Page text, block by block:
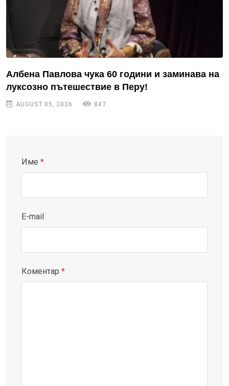
Албена Павлова чука 60 години и заминава на
луксозно пътешествие в Перу!
AUGUST 05, 2026 847
Име *
E-mail
Коментар *